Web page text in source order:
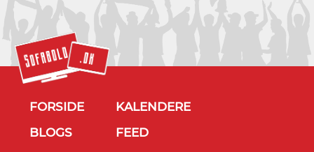
FORSIDE
KALENDERE
BLOGS
FEED